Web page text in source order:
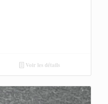
Voir les détails